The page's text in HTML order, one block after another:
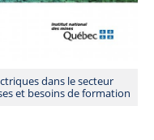
dans le secteur
et besoins de formation